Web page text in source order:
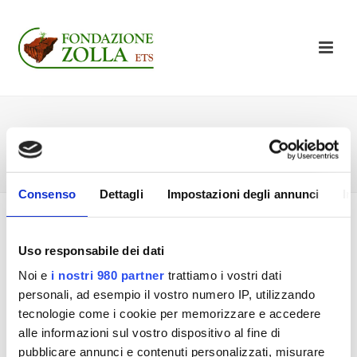
Consenso Dettagli Impostazioni degli annunci
Uso responsabile dei dati
Noi e i nostri 980 partner trattiamo i vostri dati
personali, ad esempio il vostro numero IP, utilizzando
tecnologie come i cookie per memorizzare e accedere
alle informazioni sul vostro dispositivo al fine di
pubblicare annunci e contenuti personalizzati, misurare
LE RETI